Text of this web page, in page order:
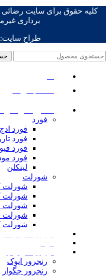
کلیه حقوق برای سایت
برداری
طراح
فورد
فورد ادج
فورد
فورد
فورد
لینکلن
شورلت
شورلت
شورلت
شورلت
شورلت
شورلت
رنجرور ایوک
رنجرور جگوار